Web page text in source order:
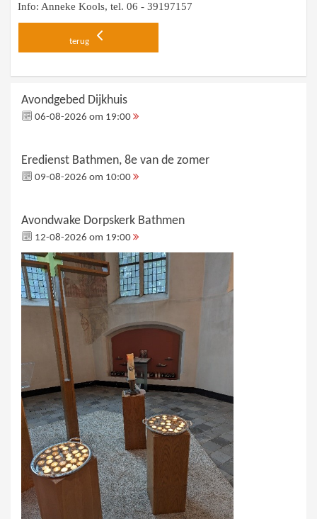
Info: Anneke Kools, tel. 06 - 39197157
terug
Avondgebed Dijkhuis
06-08-2026 om 19:00
Eredienst Bathmen, 8e van de zomer
09-08-2026 om 10:00
Avondwake Dorpskerk Bathmen
12-08-2026 om 19:00